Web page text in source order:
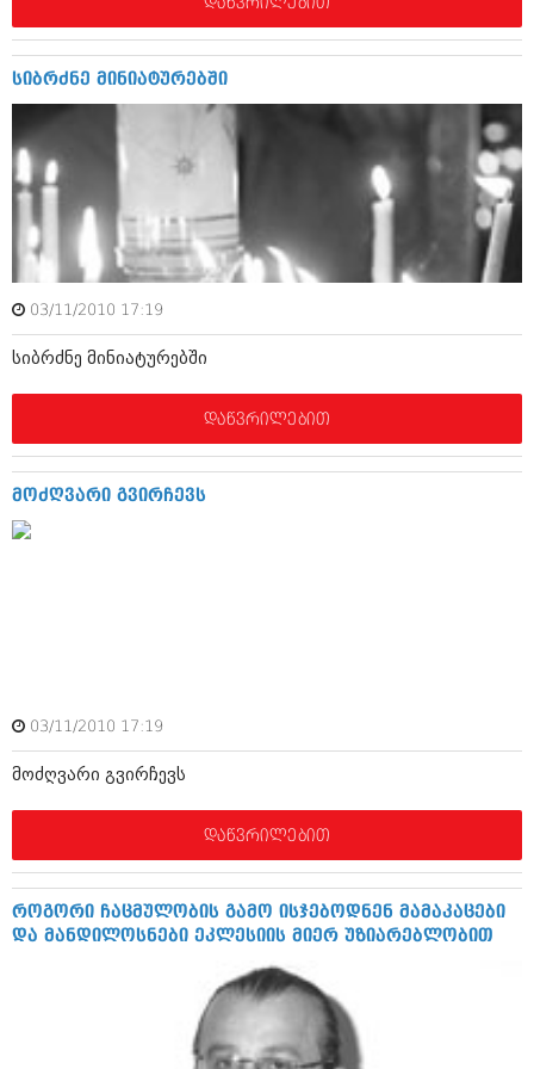
დეკემბერი 2015 (207)
ოქტომბერი 2015 (204)
სექტემბერი 2015 (215)
აგვისტო 2015 (286)
ივლისი 2015 (173)
აპრილი 2015 (208)
მარტი 2015 (365)
თებერვალი 2015 (286)
იანვარი 2015 (247)
ნოემბერი 2014 (290)
ოქტომბერი 2014 (292)
სექტემბერი 2014 (394)
აგვისტო 2014 (248)
ივლისი 2014 (313)
ივნისი 2014 (366)
მაისი 2014 (313)
ივლისი 2013 (182)
ივნისი 2013 (212)
მაისი 2013 (259)
მარტი 2013 (352)
იანვარი 2013 (334)
ნოემბერი 2012 (295)
ოქტომბერი 2012 (350)
სექტემბერი 2012 (264)
აგვისტო 2012 (268)
ივლისი 2012 (322)
ივნისი 2012 (282)
მაისი 2012 (240)
სიბრძნე მინიატურებში
03/11/2010 17:19
სიბრძნე მინიატურებში
დაწვრილებით
მოძღვარი გვირჩევს
03/11/2010 17:19
მოძღვარი გვირჩევს
დაწვრილებით
როგორი ჩაცმულობის გამო ისჯებოდნენ მამაკაცები
და მანდილოსნები ეკლესიის მიერ უზიარებლობით